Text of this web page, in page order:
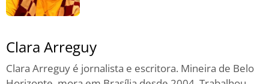
Clara Arreguy
Clara Arreguy é jornalista e escritora. Mineira de Belo